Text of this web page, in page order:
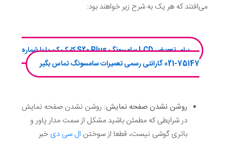
می‌افتند که هر یک به شرح زیر خواهند بود:
برای تعویض LCD سامسونگ S20 Plus کلیک کن یا با شماره
75147-021 گارانتی رسمی تعمیرات سامسونگ تماس بگیر
روشن نشدن صفحه نمایش: روشن نشدن صفحه نمایش
در شرایطی که مطمئن باشید مشکل از سمت مدار پاور و
باتری گوشی نیست، قطعا از سوختن ال سی دی خبر